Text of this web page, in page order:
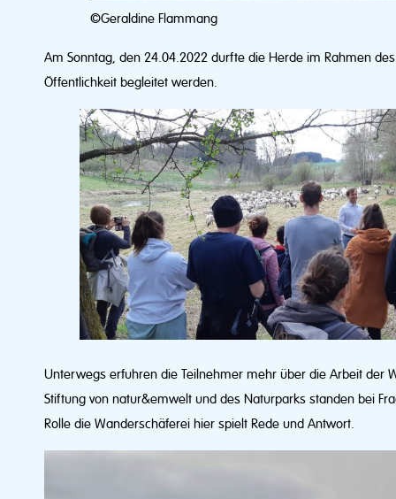
©Geraldine Flammang
Am Sonntag, den 24.04.2022 durfte die Herde im Rahmen
Öffentlichkeit begleitet werden.
Unterwegs erfuhren die Teilnehmer mehr über die Arbeit der
Stiftung von natur&emwelt und des Naturparks standen bei
Rolle die Wanderschäferei hier spielt Rede und Antwort.